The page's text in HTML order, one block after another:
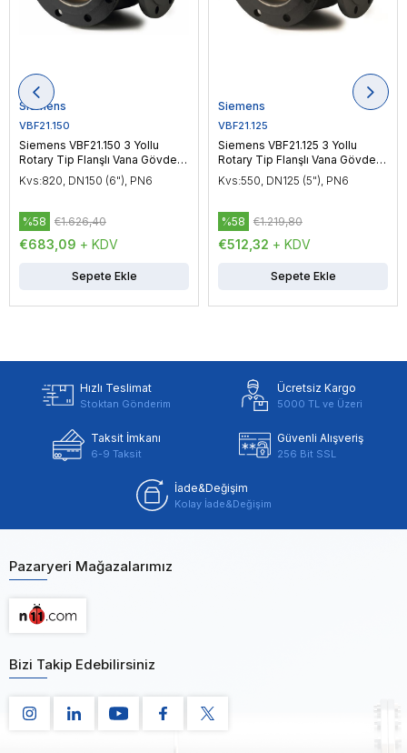
Siemens
VBF21.150
Siemens VBF21.150 3 Yollu
Rotary Tip Flanşlı Vana Gövdesi
DN150 (6"), PN6
Kvs:820, DN150 (6"), PN6
€683,09 + KDV
%58 €1.626,40
Sepete Ekle
Siemens
VBF21.125
Siemens VBF21.125 3 Yollu
Rotary Tip Flanşlı Vana Gövdesi
DN125 (5"), PN6
Kvs:550, DN125 (5"), PN6
€512,32 + KDV
%58 €1.219,80
Sepete Ekle
Hızlı Teslimat
Stoktan Gönderim
Ücretsiz Kargo
5000 TL ve Üzeri
Taksit İmkanı
6-9 Taksit
Güvenli Alışveriş
256 Bit SSL
İade&Değişim
Kolay İade&Değişim
Pazaryeri Mağazalarımız
Bizi Takip Edebilirsiniz